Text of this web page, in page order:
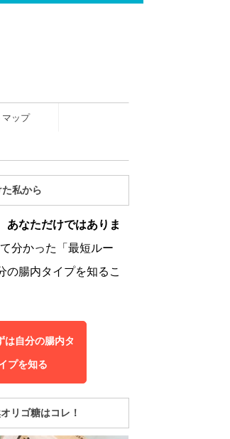
ップ
私から
あなただけではありま
分かった「最短ルー
の腸内タイプを知るこ
は自分の腸内タ
プを知る
リゴ糖はコレ！